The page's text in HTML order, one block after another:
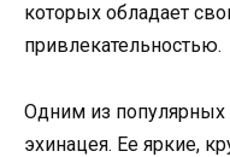
которых обладает
привлекательностью.
Одним из
эхинацея. Ее яркие,